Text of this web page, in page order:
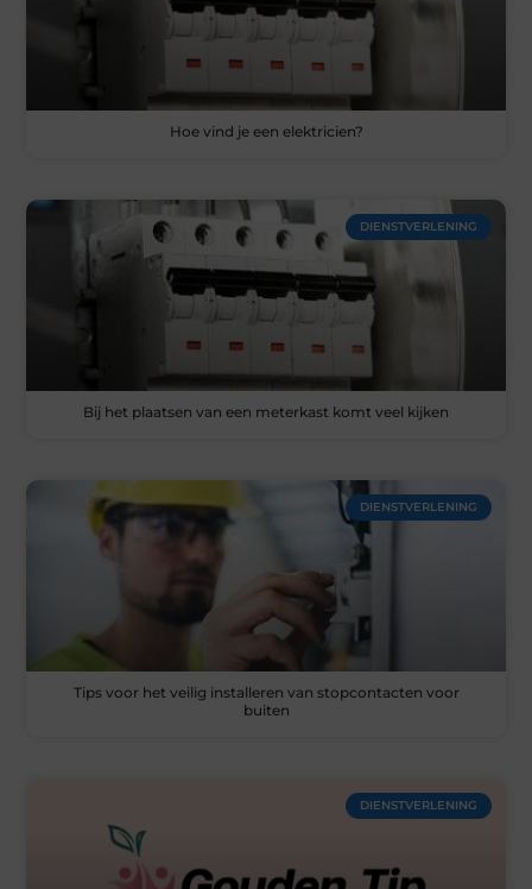
Hoe vind je een elektricien?
DIENSTVERLENING
Bij het plaatsen van een meterkast komt veel kijken
DIENSTVERLENING
Tips voor het veilig installeren van stopcontacten voor
buiten
DIENSTVERLENING